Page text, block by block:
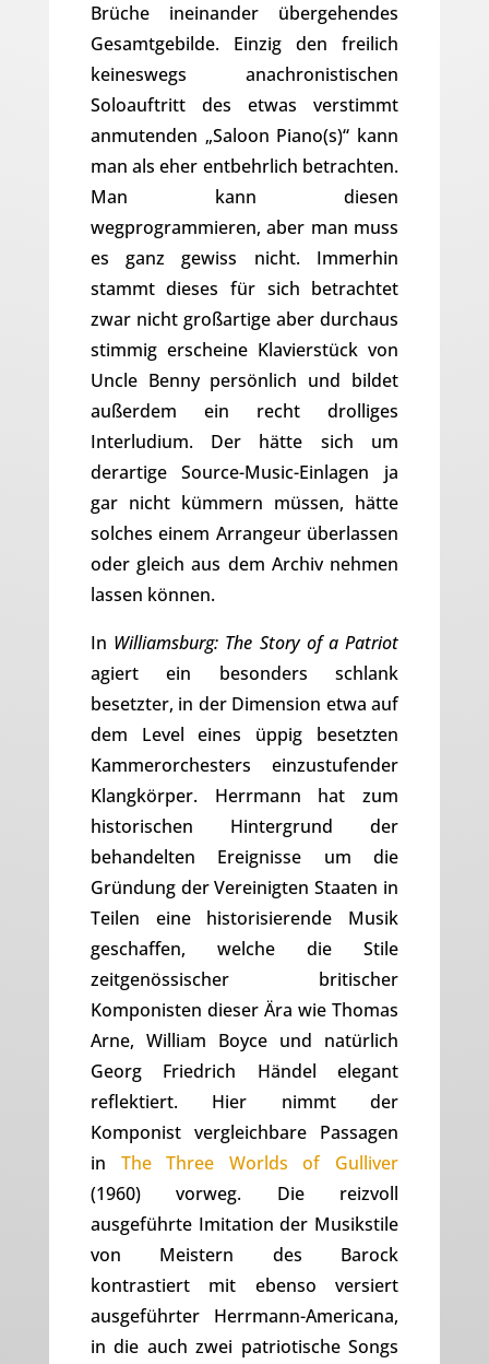
Brüche ineinander übergehendes
Gesamtgebilde. Einzig den freilich
keineswegs anachronistischen
Soloauftritt des etwas verstimmt
anmutenden „Saloon Piano(s)“ kann
man als eher entbehrlich betrachten.
Man kann diesen
wegprogrammieren, aber man muss
es ganz gewiss nicht. Immerhin
stammt dieses für sich betrachtet
zwar nicht großartige aber durchaus
stimmig erscheine Klavierstück von
Uncle Benny persönlich und bildet
außerdem ein recht drolliges
Interludium. Der hätte sich um
derartige Source-Music-Einlagen ja
gar nicht kümmern müssen, hätte
solches einem Arrangeur überlassen
oder gleich aus dem Archiv nehmen
lassen können.
In Williamsburg: The Story of a Patriot
agiert ein besonders schlank
besetzter, in der Dimension etwa auf
dem Level eines üppig besetzten
Kammerorchesters einzustufender
Klangkörper. Herrmann hat zum
historischen Hintergrund der
behandelten Ereignisse um die
Gründung der Vereinigten Staaten in
Teilen eine historisierende Musik
geschaffen, welche die Stile
zeitgenössischer britischer
Komponisten dieser Ära wie Thomas
Arne, William Boyce und natürlich
Georg Friedrich Händel elegant
reflektiert. Hier nimmt der
Komponist vergleichbare Passagen
in The Three Worlds of Gulliver
(1960) vorweg. Die reizvoll
ausgeführte Imitation der Musikstile
von Meistern des Barock
kontrastiert mit ebenso versiert
ausgeführter Herrmann-Americana,
in die auch zwei patriotische Songs